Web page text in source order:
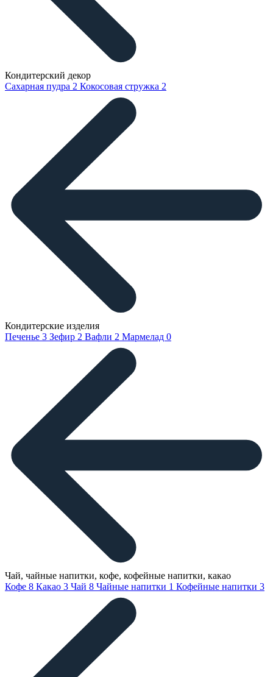
Кондитерский декор
Сахарная пудра 2 Кокосовая стружка 2
Кондитерские изделия
Печенье 3 Зефир 2 Вафли 2 Мармелад 0
Чай, чайные напитки, кофе, кофейные напитки, какао
Кофе 8 Какао 3 Чай 8 Чайные напитки 1 Кофейные напитки 3